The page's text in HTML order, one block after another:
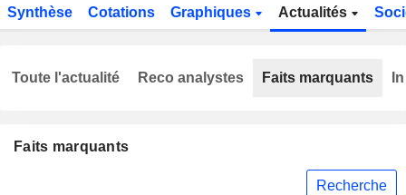
Synthèse Cotations Graphiques Actualités
Faits marquants
Recherche
Toute l'actualité Reco analystes Faits marquants